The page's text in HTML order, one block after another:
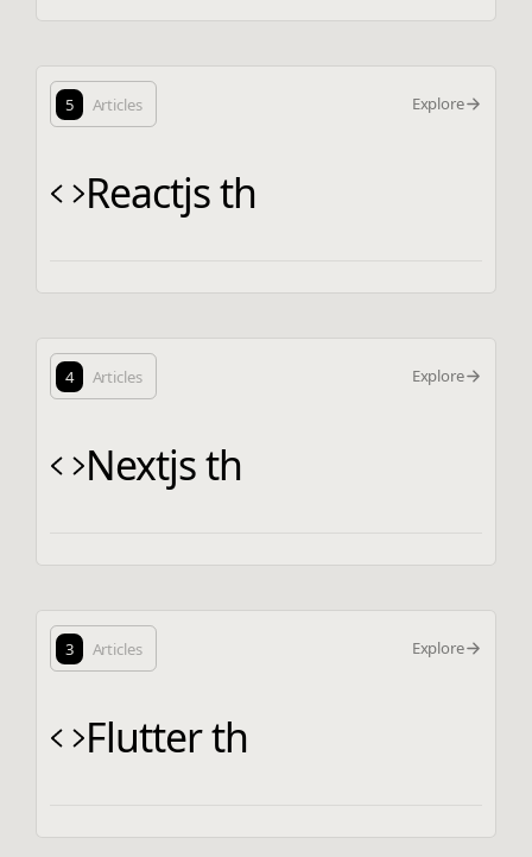
5 Articles Explore
Reactjs th
4 Articles Explore
Nextjs th
3 Articles Explore
Flutter th